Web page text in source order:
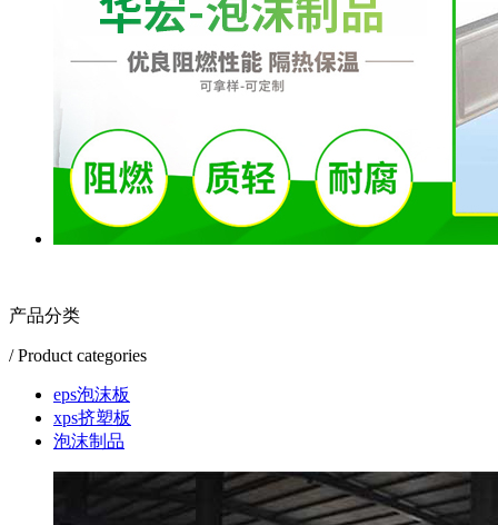
产品分类
/ Product categories
eps泡沫板
xps挤塑板
泡沫制品